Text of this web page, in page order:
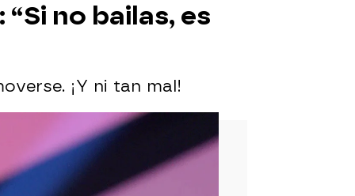
no bailas, es
¡Y ni tan mal!